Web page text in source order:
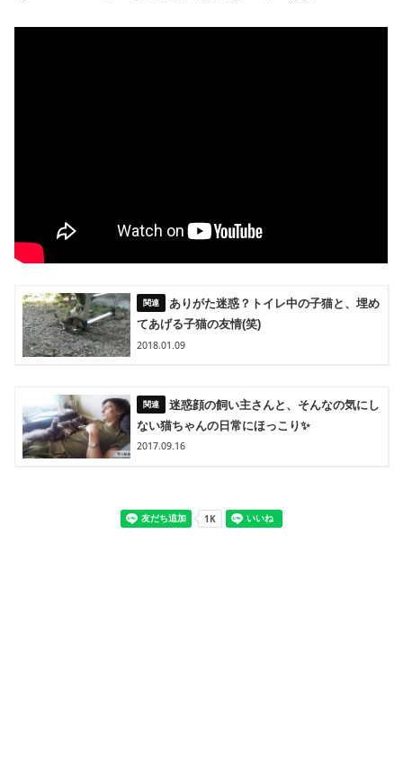
ありがた迷惑？トイレ中の子猫と、埋め
てあげる子猫の友情(笑)
2018.01.09
迷惑顔の飼い主さんと、そんなの気にし
ない猫ちゃんの日常にほっこり✨
2017.09.16